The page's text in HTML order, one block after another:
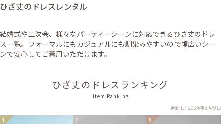
ひざ丈のドレスレンタル
結婚式や二次会、様々なパーティーシーンに対応できるひざ丈のドレ
ス一覧。フォーマルにもカジュアルにも馴染みやすいので幅広いシー
ンで安心してご着用いただけます。
ひざ丈のドレスランキング
Item Ranking
更新日: 2026年8月9日
1
2 3